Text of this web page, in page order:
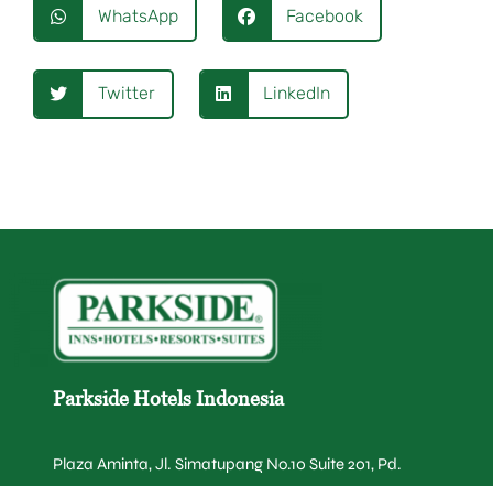
WhatsApp Facebook
Twitter LinkedIn
Parkside Hotels Indonesia
Plaza Aminta, Jl. Simatupang No.10 Suite 201, Pd.